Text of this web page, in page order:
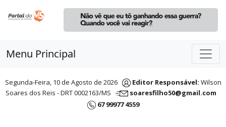
Menu Principal
Segunda-Feira, 10 de Agosto de 2026 Editor Responsável: Wilson
Soares dos Reis - DRT 0002163/MS
soaresfilho50@gmail.com
67 99977 4559